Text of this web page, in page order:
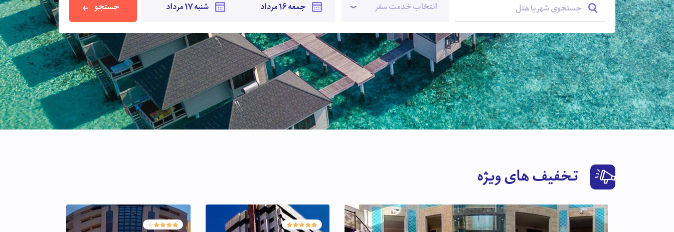
جستجوی شهر یا هتل انتخاب خدمت سفر جستجو
تخفیف های ویژه